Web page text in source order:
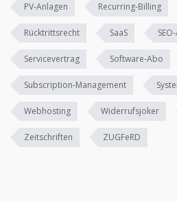
PV-Anlagen Recurring-Billing
Rücktrittsrecht SaaS
Servicevertrag Software-Abo
Subscription-Management
Webhosting Widerrufsjoker
Zeitschriften ZUGFeRD